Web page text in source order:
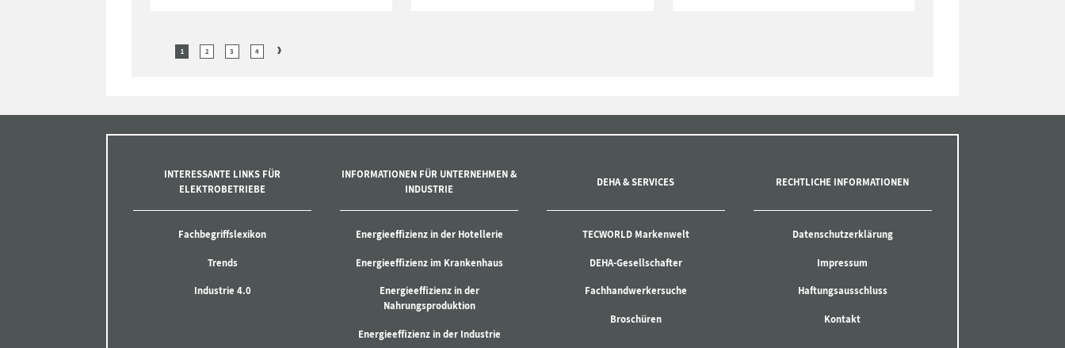
1 2 3 4
INTERESSANTE LINKS FÜR
ELEKTROBETRIEBE
Fachbegriffslexikon
Trends
Industrie 4.0
INFORMATIONEN FÜR UNTERNEHMEN &
INDUSTRIE
Energieeffizienz in der Hotellerie
Energieeffizienz im Krankenhaus
Energieeffizienz in der
Nahrungsproduktion
Energieeffizienz in der Industrie
DEHA & SERVICES
TECWORLD Markenwelt
DEHA-Gesellschafter
Fachhandwerkersuche
Broschüren
RECHTLICHE INFORMATIONEN
Datenschutzerklärung
Impressum
Haftungsausschluss
Kontakt